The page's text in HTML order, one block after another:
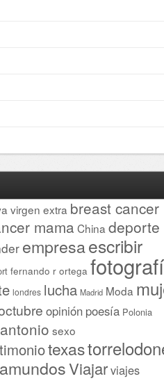
virgen extra breast cancer
mama China deporte
empresaescribir
fernando r ortega
londres lucha Madrid Moda
opinión poesía Polonia
sexo
texas
Viajarviajes